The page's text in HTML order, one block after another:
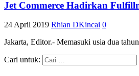
Jet Commerce Hadirkan
24 April 2019 Rhian DKincai 0
Jakarta, Editor.- Memasuki usia dua
Cari untuk: